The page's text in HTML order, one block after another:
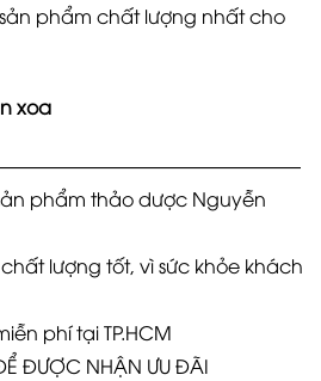
phẩm chất lượng nhất cho
xoa
phẩm thảo dược Nguyễn
lượng tốt, vì sức khỏe khách
phí tại TP.HCM
ĐƯỢC NHẬN ƯU ĐÃI